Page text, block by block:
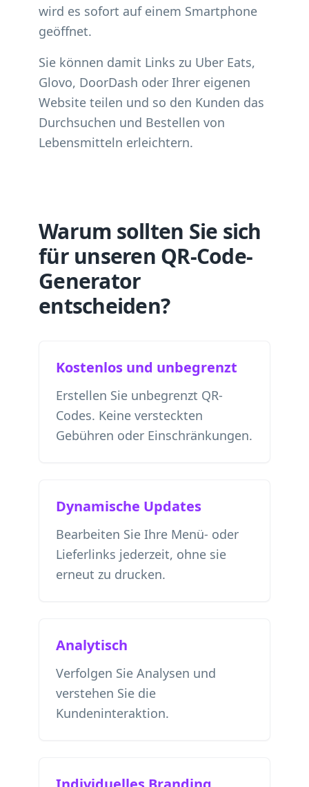
wird es sofort auf einem Smartphone
geöffnet.
Sie können damit Links zu Uber Eats,
Glovo, DoorDash oder Ihrer eigenen
Website teilen und so den Kunden das
Durchsuchen und Bestellen von
Lebensmitteln erleichtern.
Warum sollten Sie sich
für unseren QR-Code-
Generator
entscheiden?
Kostenlos und unbegrenzt
Erstellen Sie unbegrenzt QR-
Codes. Keine versteckten
Gebühren oder Einschränkungen.
Dynamische Updates
Bearbeiten Sie Ihre Menü- oder
Lieferlinks jederzeit, ohne sie
erneut zu drucken.
Analytisch
Verfolgen Sie Analysen und
verstehen Sie die
Kundeninteraktion.